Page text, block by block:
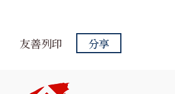
友善列印
分享